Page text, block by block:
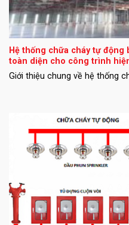
Hệ thống chữa cháy tự động
toàn diện cho công trình
Giới thiệu chung về hệ thống